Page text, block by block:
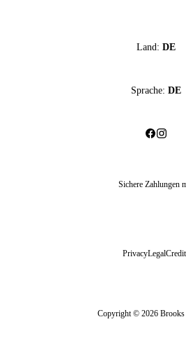
Land: DE
Sprache: DE
Sichere Zahlungen
PrivacyLegal
Copyright © 2026 Brooks